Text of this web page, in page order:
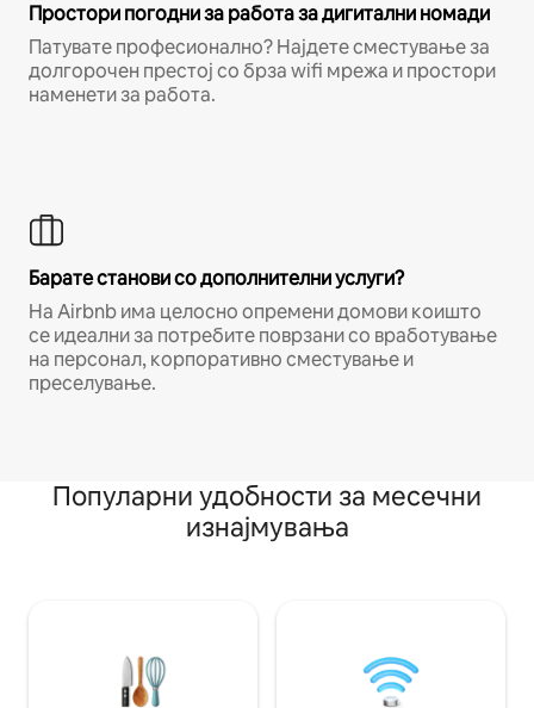
Простори погодни за работа за дигитални номади
Патувате професионално? Најдете сместување за
долгорочен престој со брза wifi мрежа и простори
наменети за работа.
Барате станови со дополнителни услуги?
На Airbnb има целосно опремени домови коишто
се идеални за потребите поврзани со вработување
на персонал, корпоративно сместување и
преселување.
Популарни удобности за месечни
изнајмувања